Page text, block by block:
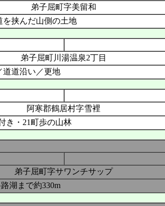
弟子屈町字美留和
を挟んだ山側の土地
弟子屈町川湯温泉2丁目
道道沿い／更地
阿寒郡鶴居村字雪裡
き・21町歩の山林
弟子屈町字サワンチサップ
湖まで約330m